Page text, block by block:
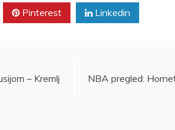
Pinterest Linkedin
– Kremlj
NBA pregled: